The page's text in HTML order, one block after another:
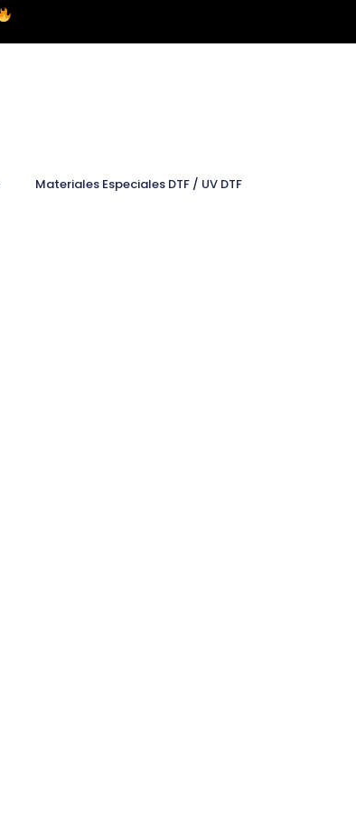
Materiales Especiales DTF / UV DTF